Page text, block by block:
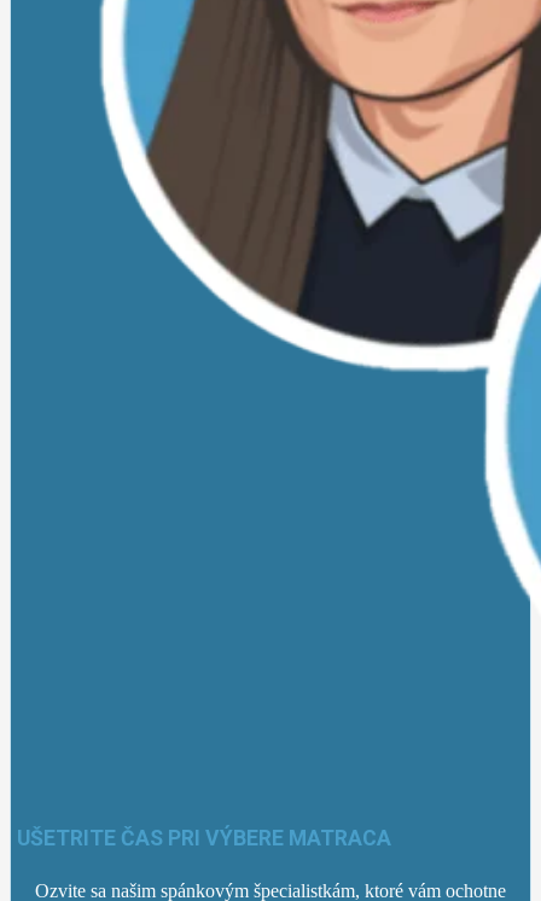
UŠETRITE ČAS PRI VÝBERE MATRACA
Ozvite sa našim spánkovým špecialistkám, ktoré vám ochotne